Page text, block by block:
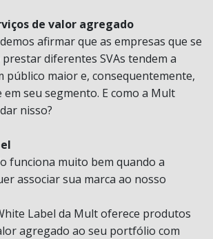
de valor agregado
afirmar que as empresas que se
prestar diferentes SVAs tendem a
público maior e, consequentemente,
em seu segmento. E como a Mult
nisso?
funciona muito bem quando a
associar sua marca ao nosso
Label da Mult oferece produtos
agregado ao seu portfólio com